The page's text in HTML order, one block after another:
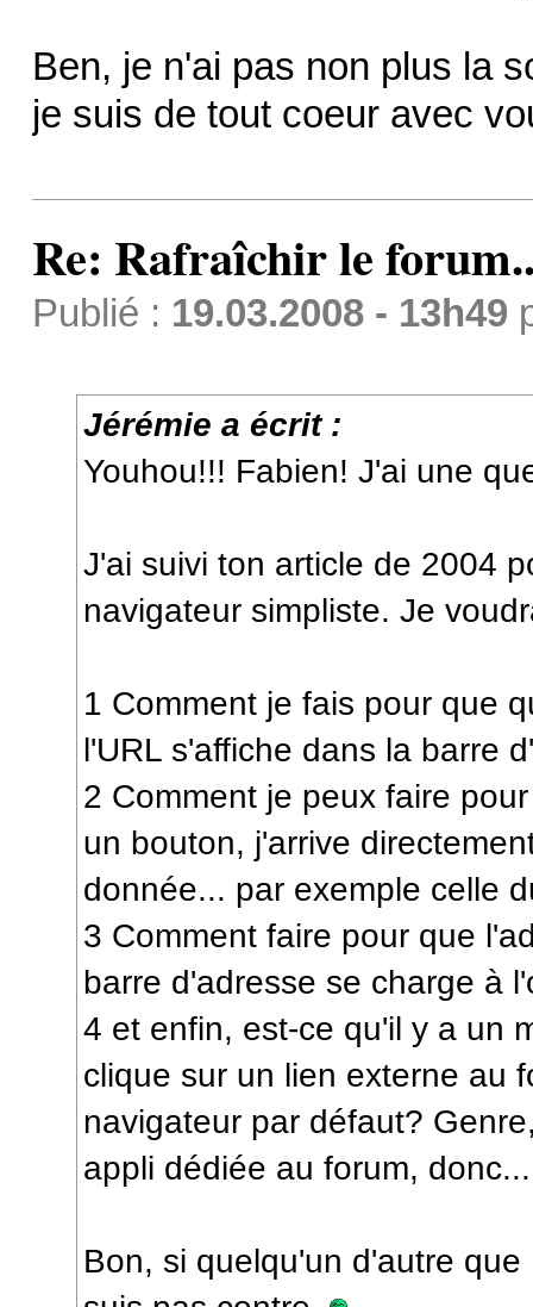
Ben, je n'ai pas non plus la
je suis de tout coeur avec
Re: Rafraîchir le
Publié : 19.03.2008 - 13h49
Jérémie a écrit :
Youhou!!! Fabien! J'ai une
J'ai suivi ton article de 2004
navigateur simpliste. Je
1 Comment je fais pour que
l'URL s'affiche dans la barre
2 Comment je peux faire
un bouton, j'arrive
donnée... par exemple celle
3 Comment faire pour que
barre d'adresse se charge à
4 et enfin, est-ce qu'il y a un
clique sur un lien externe au
navigateur par défaut?
appli dédiée au forum, donc...
Bon, si quelqu'un d'autre